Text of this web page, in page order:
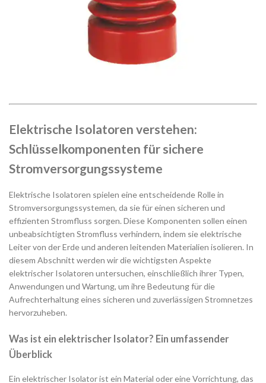
Elektrische Isolatoren verstehen:
Schlüsselkomponenten für sichere
Stromversorgungssysteme
Elektrische Isolatoren spielen eine entscheidende Rolle in
Stromversorgungssystemen, da sie für einen sicheren und
effizienten Stromfluss sorgen. Diese Komponenten sollen einen
unbeabsichtigten Stromfluss verhindern, indem sie elektrische
Leiter von der Erde und anderen leitenden Materialien isolieren. In
diesem Abschnitt werden wir die wichtigsten Aspekte
elektrischer Isolatoren untersuchen, einschließlich ihrer Typen,
Anwendungen und Wartung, um ihre Bedeutung für die
Aufrechterhaltung eines sicheren und zuverlässigen Stromnetzes
hervorzuheben.
Was ist ein elektrischer Isolator? Ein umfassender
Überblick
Ein elektrischer Isolator ist ein Material oder eine Vorrichtung, das